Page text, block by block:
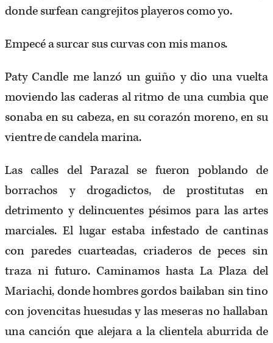
donde surfean cangrejitos playeros como yo.
Empecé a surcar sus curvas con mis manos.
Paty Candle me lanzó un guiño y dio una vuelta
moviendo las caderas al ritmo de una cumbia que
sonaba en su cabeza, en su corazón moreno, en su
vientre de candela marina.
Las calles del Parazal se fueron poblando de
borrachos y drogadictos, de prostitutas en
detrimento y delincuentes pésimos para las artes
marciales. El lugar estaba infestado de cantinas
con paredes cuarteadas, criaderos de peces sin
traza ni futuro. Caminamos hasta La Plaza del
Mariachi, donde hombres gordos bailaban sin tino
con jovencitas huesudas y las meseras no hallaban
una canción que alejara a la clientela aburrida de